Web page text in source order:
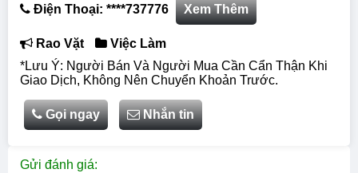
Điện Thoại: ****737776 Xem Thêm
Rao Vặt
Việc Làm
*Lưu Ý: Người Bán Và Người Mua Cần Cẩn Thận Khi
Giao Dịch, Không Nên Chuyển Khoản Trước.
Gọi ngay Nhắn tin
Gửi đánh giá: